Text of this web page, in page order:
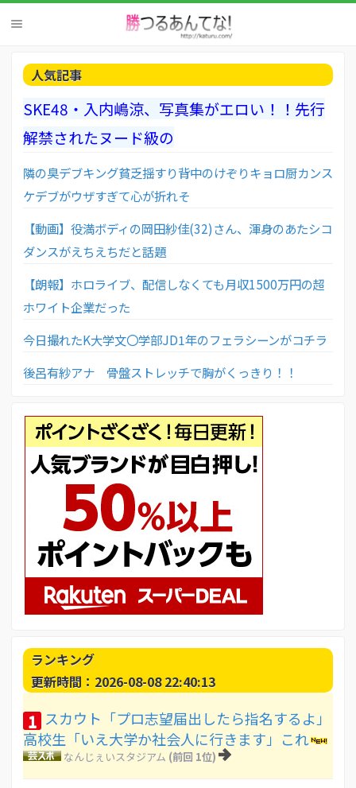
人気記事
SKE48・入内嶋涼、写真集がエロい！！先行
解禁されたヌード級の
隣の臭デブキング貧乏揺すり背中のけぞりキョロ厨カンス
ケデブがウザすぎて心が折れそ
【動画】役満ボディの岡田紗佳(32)さん、渾身のあたシコ
ダンスがえちえちだと話題
【朗報】ホロライブ、配信しなくても月収1500万円の超
ホワイト企業だった
今日撮れたK大学文〇学部JD1年のフェラシーンがコチラ
後呂有紗アナ 骨盤ストレッチで胸がくっきり！！
ランキング
更新時間：2026-08-08 22:40:13
1 スカウト「プロ志望届出したら指名するよ」
高校生「いえ大学か社会人に行きます」これ
なんじぇいスタジアム (前回 1位)